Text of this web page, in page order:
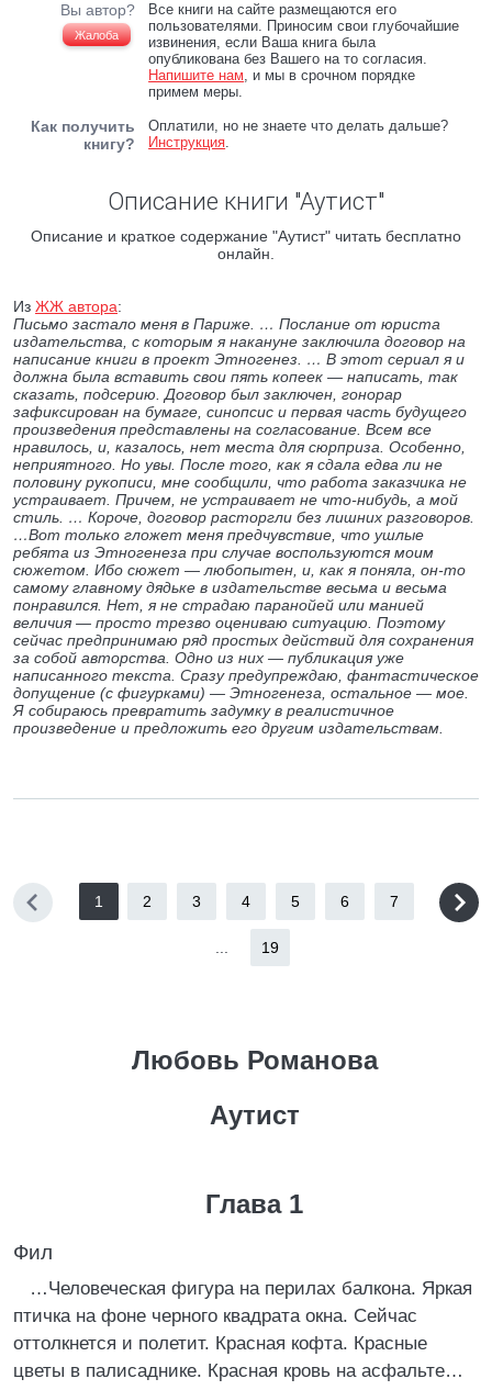
Вы автор?
Жалоба
Все книги на сайте размещаются его
пользователями. Приносим свои глубочайшие
извинения, если Ваша книга была
опубликована без Вашего на то согласия.
Напишите нам, и мы в срочном порядке
примем меры.
Как получить
книгу?
Оплатили, но не знаете что делать дальше?
Инструкция.
Описание книги "Аутист"
Описание и краткое содержание "Аутист" читать бесплатно
онлайн.
Из ЖЖ автора:
Письмо застало меня в Париже. … Послание от юриста
издательства, с которым я накануне заключила договор на
написание книги в проект Этногенез. … В этот сериал я и
должна была вставить свои пять копеек — написать, так
сказать, подсерию. Договор был заключен, гонорар
зафиксирован на бумаге, синопсис и первая часть будущего
произведения представлены на согласование. Всем все
нравилось, и, казалось, нет места для сюрприза. Особенно,
неприятного. Но увы. После того, как я сдала едва ли не
половину рукописи, мне сообщили, что работа заказчика не
устраивает. Причем, не устраивает не что-нибудь, а мой
стиль. … Короче, договор расторгли без лишних разговоров.
…Вот только гложет меня предчувствие, что ушлые
ребята из Этногенеза при случае воспользуются моим
сюжетом. Ибо сюжет — любопытен, и, как я поняла, он-то
самому главному дядьке в издательстве весьма и весьма
понравился. Нет, я не страдаю паранойей или манией
величия — просто трезво оцениваю ситуацию. Поэтому
сейчас предпринимаю ряд простых действий для сохранения
за собой авторства. Одно из них — публикация уже
написанного текста. Сразу предупреждаю, фантастическое
допущение (с фигурками) — Этногенеза, остальное — мое.
Я собираюсь превратить задумку в реалистичное
произведение и предложить его другим издательствам.
1 2 3 4 5 6 7
19
Любовь Романова
Аутист
Глава 1
Фил
…Человеческая фигура на перилах балкона. Яркая
птичка на фоне черного квадрата окна. Сейчас
оттолкнется и полетит. Красная кофта. Красные
цветы в палисаднике. Красная кровь на асфальте…